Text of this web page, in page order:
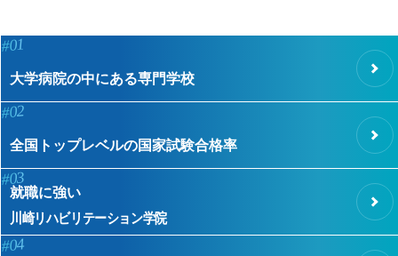
#01
大学病院の中にある専門学校
#02
全国トップレベルの国家試験合格率
#03
就職に強い
川崎リハビリテーション学院
#04